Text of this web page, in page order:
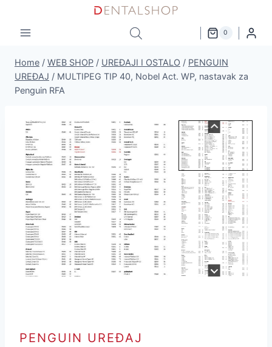
content
0
Home / WEB SHOP / UREĐAJI I OSTALO / PENGUIN
UREĐAJ / MULTIPEG TIP 40, Nobel Act. WP, nastavak za
Penguin RFA
PENGUIN UREĐAJ